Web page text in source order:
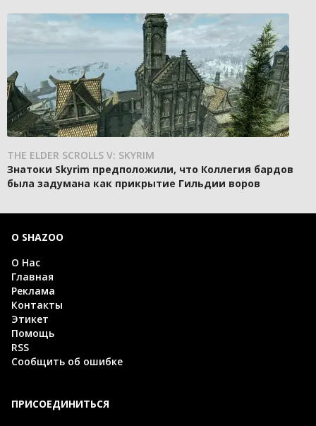
THE ELDER SCROLLS V: SKYRIM
Знатоки Skyrim предположили, что Коллегия бардов
была задумана как прикрытие Гильдии воров
О SHAZOO
О Нас
Главная
Реклама
Контакты
Этикет
Помощь
RSS
Сообщить об ошибке
ПРИСОЕДИНИТЬСЯ